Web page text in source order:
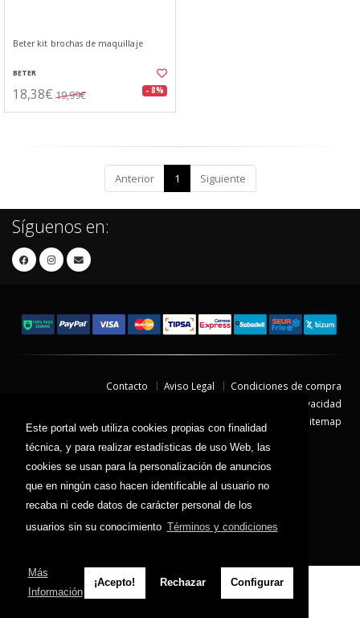
Este portal web utiliza cookies propias con finalidad
técnica, y para realizar estadísticas de uso Web, las
cookies se usan para la personalización de anuncios
que en ningún caso hacen identificable al usuario no
recaba ni cede datos de carácter personal de los
usuarios sin su conocimiento Términos y condiciones
Más
Información
¡Acepto! Rechazar Configurar
Beter kit brochas de maquillaje
BETER
18,38€ 19,99€ - 8%
Anterior 1 Siguiente
Síguenos en:
Contacto Aviso Legal
Condiciones de compra
Política de Privacidad
Política de Cookies
Sitemap
© 2026 - Todos los derechos reservados.